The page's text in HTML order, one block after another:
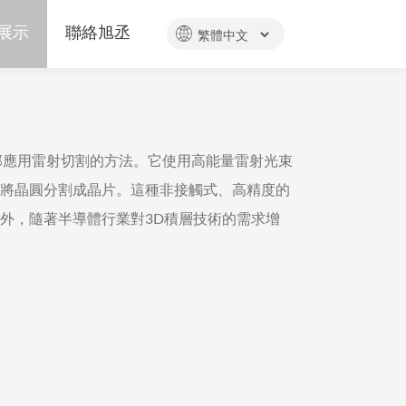
示 聯絡旭丞
用雷射切割的方法。它使用高能量雷射光束
晶圓分割成晶片。這種非接觸式、高精度的
，隨著半導體行業對3D積層技術的需求增